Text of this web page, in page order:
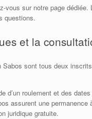
vous sur notre page
questions.
et la
Sabos sont tous deux
d’un roulement et des
assurent une
juridique gratuite.